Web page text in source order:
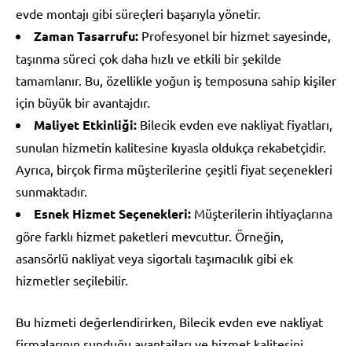
evde montajı gibi süreçleri başarıyla yönetir.
Zaman Tasarrufu: Profesyonel bir hizmet sayesinde,
taşınma süreci çok daha hızlı ve etkili bir şekilde
tamamlanır. Bu, özellikle yoğun iş temposuna sahip kişiler
için büyük bir avantajdır.
Maliyet Etkinliği: Bilecik evden eve nakliyat fiyatları,
sunulan hizmetin kalitesine kıyasla oldukça rekabetçidir.
Ayrıca, birçok firma müşterilerine çeşitli fiyat seçenekleri
sunmaktadır.
Esnek Hizmet Seçenekleri: Müşterilerin ihtiyaçlarına
göre farklı hizmet paketleri mevcuttur. Örneğin,
asansörlü nakliyat veya sigortalı taşımacılık gibi ek
hizmetler seçilebilir.
Bu hizmeti değerlendirirken, Bilecik evden eve nakliyat